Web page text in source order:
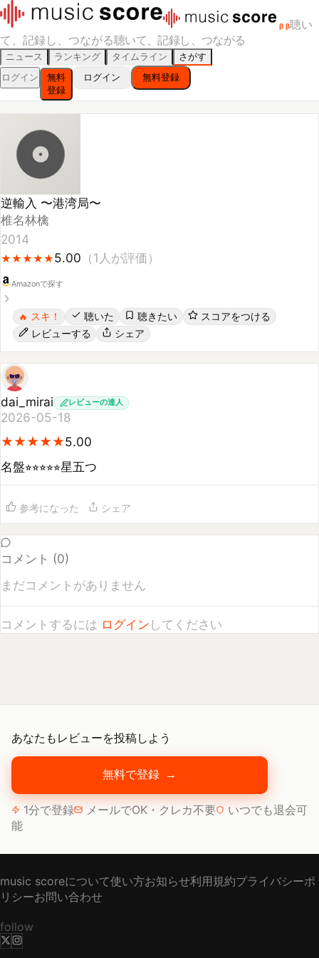
β β聴い
て、記録し、つながる聴いて、記録し、つながる
ニュース ランキング タイムライン
さがす
ログイン
無料
登録
ログイン 無料登録
椎名林檎
2014
★
★★
★ ★
★
Amazonで探す
レビューする シェア
dai_mirai
2026-05-18
★
★★
★★
★★
★★
★5.00
参考になった シェア
コメント (0
まだコメントがありません
コメントするにはログイン してください
あなたもレビューを投稿しよう
無料で登録 →
1分で登録 メールでOK・クレカ不要
いつでも退会可
能
music scoreについて使い方お知らせ利用規約プライバシーポ
リシーお問い合わせ
follow